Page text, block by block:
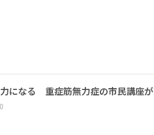
になる 重症筋無力症の市民講座